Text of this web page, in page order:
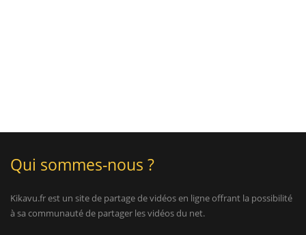
Qui sommes-nous ?
Kikavu.fr est un site de partage de vidéos en ligne offrant la possibilité
à sa communauté de partager les vidéos du net.